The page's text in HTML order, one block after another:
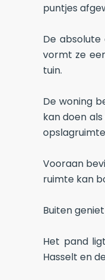
puntjes
De
vormt ze
tuin.
De woning
kan doen
Vooraan
ruimte kan
Buiten
Het pand
Hasselt en